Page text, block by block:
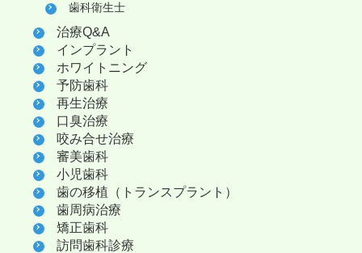
歯科衛生士
治療Q&A
インプラント
ホワイトニング
予防歯科
再生治療
口臭治療
咬み合せ治療
審美歯科
小児歯科
歯の移植（トランスプラント）
歯周病治療
矯正歯科
訪問歯科診療